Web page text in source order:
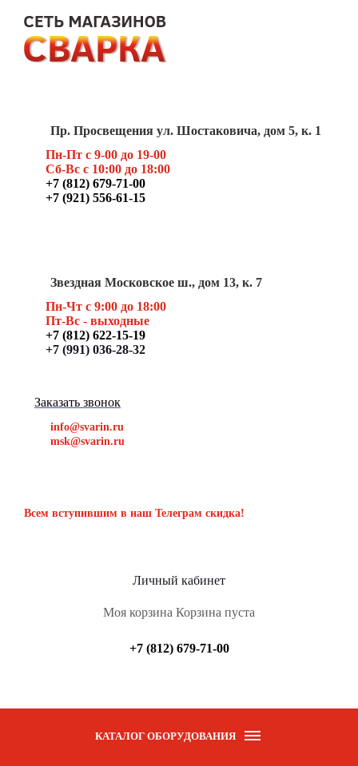
Пр. Просвещения ул. Шостаковича, дом 5, к. 1
Пн-Пт с 9-00 до 19-00
Сб-Вс с 10:00 до 18:00
+7 (812) 679-71-00
+7 (921) 556-61-15
Звездная Московское ш., дом 13, к. 7
Пн-Чт с 9:00 до 18:00
Пт-Вс - выходные
+7 (812) 622-15-19
+7 (991) 036-28-32
Заказать звонок
info@svarin.ru
msk@svarin.ru
Всем вступившим в наш Телеграм скидка!
Личный кабинет
Моя корзина Корзина пуста
+7 (812) 679-71-00
КАТАЛОГ ОБОРУДОВАНИЯ